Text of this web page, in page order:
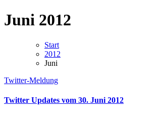
Juni 2012
Start
2012
Juni
Twitter-Meldung
Twitter Updates vom 30. Juni 2012